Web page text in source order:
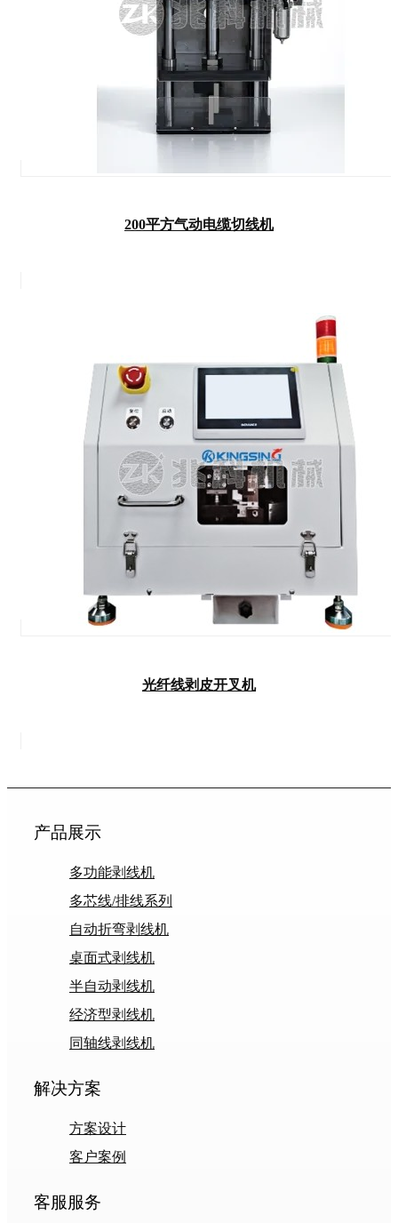
200平方气动电缆切线机
光纤线剥皮开叉机
产品展示
多功能剥线机
多芯线/排线系列
自动折弯剥线机
桌面式剥线机
半自动剥线机
经济型剥线机
同轴线剥线机
解决方案
方案设计
客户案例
客服服务